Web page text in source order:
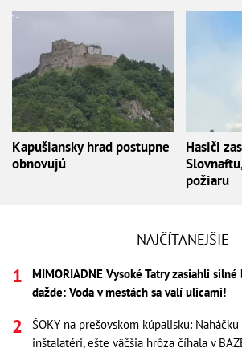
Kapušiansky hrad postupne
obnovujú
Hasiči
požiaru
NAJČÍTANEJŠIE
MIMORIADNE Vysoké Tatry zasiahli
dažde: Voda v mestách sa valí ulicami!
ŠOKY na prešovskom kúpalisku:
inštalatéri, ešte väčšia hrôza číhala v